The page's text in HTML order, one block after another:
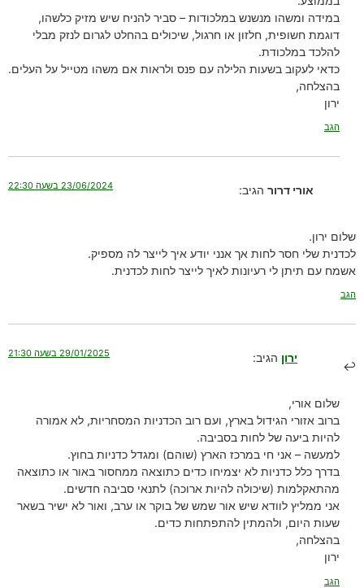
במידה ומשהו מנשנש במלכודות – סביר להניח שיש מזיק כלשהו,
דוגמת חשופית, חלזון או חרגול, שיכולים בהחלט לגרום לנזק מבלי
להלכד במלכודת.
כדאי לעקוב בשעות הלילה עם פנס ולראות אם משהו מטייל על העלים.
בהצלחה,
ירון
הגב
אורי דרור הגיב: 23/06/2024 בשעה 22:30
שלום ירון.
לכדנית שלי חסר לחות אך אנני יודע איך לייצר לה מספיק.
אשמח עם תיתן לי רעיונות לאיך לייצר לחות לכדנית.
הגב
ירון הגיב: 29/01/2025 בשעה 21:30
שלום אורי,
ברוב אזורי הגידול בארץ, ועם רוב הכדניות המסחריות, לא אמורה
להיות ביעה של לחות בסביבה.
למעשה – אני חי במרכז הארץ (שוהם) ומגדל כדניות בחוץ.
בדרך כלל כדניות לא יצמיחו כדים כתוצאה ממחסור באור או כתוצאה
מהתאקלמות (שיכולה להיות ארוכה) לתנאי סביבה חדשים.
אני ממליץ לוודא שיש אור שמש של בוקר או ערב, ואור לא ישיר בשאר
שעות היום, ולהמתין להתפתחות כדים.
בהצלחה,
ירון
הגב